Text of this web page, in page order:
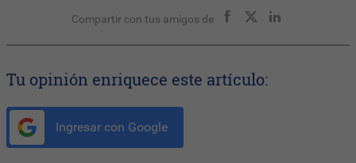
Compartir con tus amigos de
Tu opinión enriquece este artículo:
Ingresar con Google